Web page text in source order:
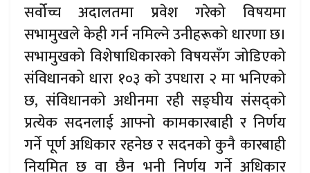
सर्वोच्च अदालतमा प्रवेश गरेको विषयमा
सभामुखले केही गर्न नमिल्ने उनीहरूको धारणा छ।
सभामुखको विशेषाधिकारको विषयसँग जोडिएको
संविधानको धारा १०३ को उपधारा २ मा भनिएको
छ, संविधानको अधीनमा रही सङ्घीय संसद्को
प्रत्येक सदनलाई आफ्नो कामकारबाही र निर्णय
गर्ने पूर्ण अधिकार रहनेछ र सदनको कुनै कारबाही
नियमित छ वा छैन भनी निर्णय गर्ने अधिकार